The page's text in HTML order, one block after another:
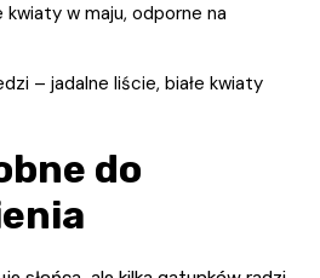
kwiaty w maju, odporne na
– jadalne liście, białe kwiaty
do